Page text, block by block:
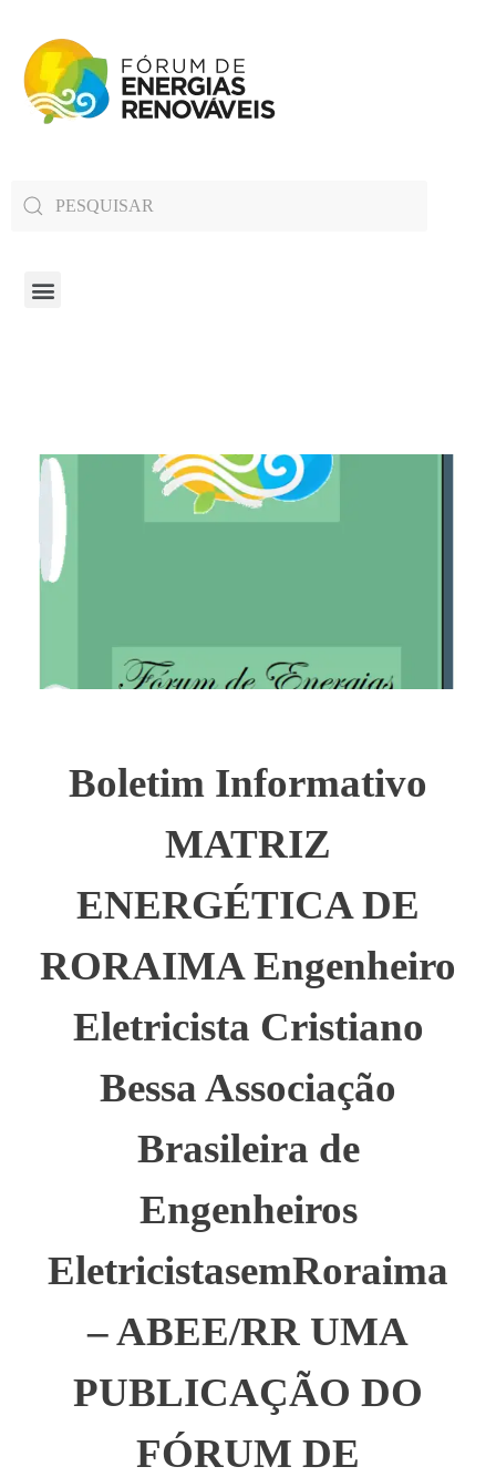
Boletim Informativo
MATRIZ
ENERGÉTICA DE
RORAIMA Engenheiro
Eletricista Cristiano
Bessa Associação
Brasileira de
Engenheiros
EletricistasemRoraima
– ABEE/RR UMA
PUBLICAÇÃO DO
FÓRUM DE